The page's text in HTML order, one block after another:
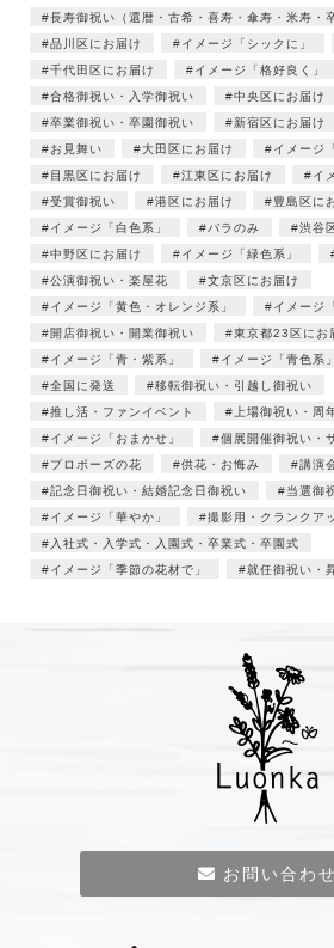
長寿御祝い（還暦・古希・喜寿・傘寿・米寿・
品川区にお届け
イメージ「シックに」
千代田区にお届け
イメージ「格好良く」
合格御祝い・入学御祝い
中央区にお届け
卒業御祝い・卒園御祝い
新宿区にお届け
お見舞い
大田区にお届け イメージ
目黒区にお届け
江東区にお届け
イ
受賞御祝い
港区にお届け
豊島区に
イメージ「白色系」
バラのみ
渋谷
中野区にお届け
イメージ「緑色系」
公演御祝い・楽屋花
文京区にお届け
イメージ「黄色・オレンジ系」
イメージ
開店御祝い・開業御祝い
東京都23区にお
イメージ「青・紫系」
イメージ「青色系」
全国に発送
移転御祝い・引越し御祝い
推し活・ファンイベント
上場御祝い・周
イメージ「おまかせ」
個展開催御祝い・
プロポーズの花
供花・お悔み
講演
記念日御祝い・結婚記念日御祝い
当選御
イメージ「華やか」
撮影用・クランクア
入社式・入学式・入園式・卒業式・卒園式
イメージ「季節の花材で」
就任御祝い・
お問い合わせ